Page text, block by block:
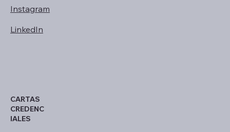
Instagram
LinkedIn
CARTAS
CREDENC
IALES